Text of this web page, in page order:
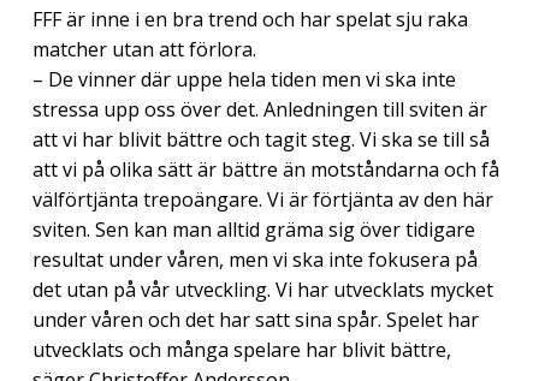
FFF är inne i en bra trend och har spelat sju raka
matcher utan att förlora.
– De vinner där uppe hela tiden men vi ska inte
stressa upp oss över det. Anledningen till sviten är
att vi har blivit bättre och tagit steg. Vi ska se till så
att vi på olika sätt är bättre än motståndarna och få
välförtjänta trepoängare. Vi är förtjänta av den här
sviten. Sen kan man alltid gräma sig över tidigare
resultat under våren, men vi ska inte fokusera på
det utan på vår utveckling. Vi har utvecklats mycket
under våren och det har satt sina spår. Spelet har
utvecklats och många spelare har blivit bättre,